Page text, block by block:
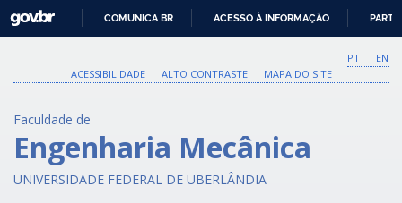
O
CONTEÚDO
GOVBR
COMUNICA BR ACESSO À INFORMAÇÃO
PT
EN
ACESSIBILIDADE
ALTO CONTRASTE MAPA DO SITE
Faculdade de
Engenharia Mecânica
UNIVERSIDADE FEDERAL DE UBERLÂNDIA